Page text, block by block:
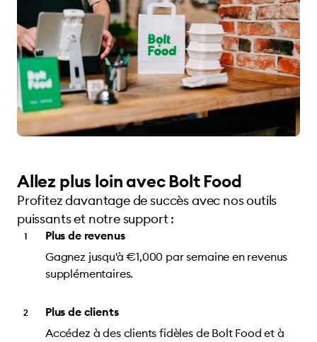
Allez plus loin avec Bolt Food
Profitez davantage de succès avec nos outils
puissants et notre support :
Plus de revenus
Gagnez jusqu'à €1,000 par semaine en revenus
supplémentaires.
Plus de clients
Accédez à des clients fidèles de Bolt Food et à